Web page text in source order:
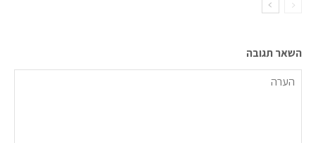
השאר תגובה